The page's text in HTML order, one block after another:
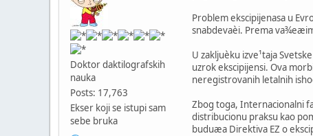
Doktor daktilografskih
nauka
Posts: 17,763
Ekser koji se istupi sam
sebe bruka
Problem ekscipijenasa u
snabdevaèi. Prema
U zakljuèku izve¹taja
uzrok ekscipijensi. Ova
neregistrovanih letalnih
Zbog toga, Internacionalni
distribucionu praksu kao
buduæa Direktiva EZ o